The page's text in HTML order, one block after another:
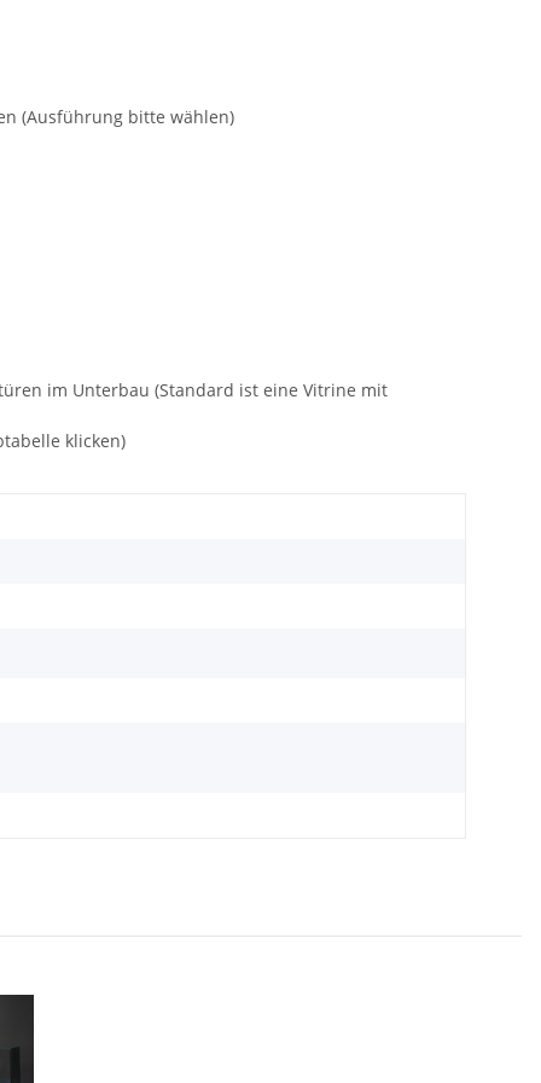
(Ausführung bitte wählen)
im Unterbau (Standard ist eine Vitrine mit
klicken)